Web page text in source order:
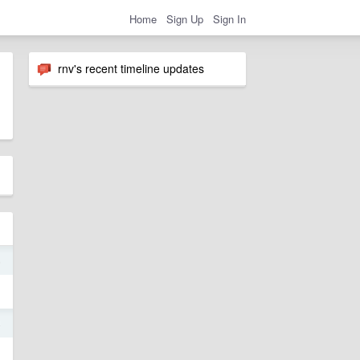
Home Sign Up Sign In
rnv's recent timeline updates